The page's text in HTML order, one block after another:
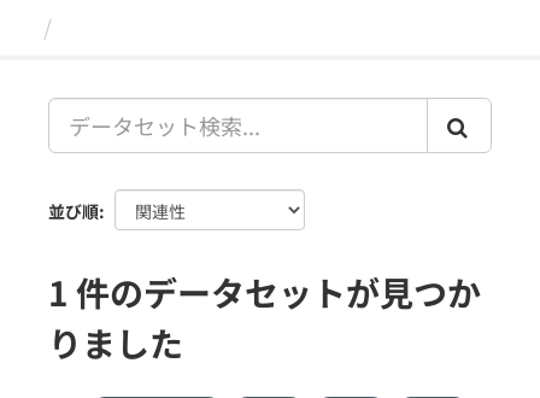
並び順
1 件のデータセットが見つか
りました